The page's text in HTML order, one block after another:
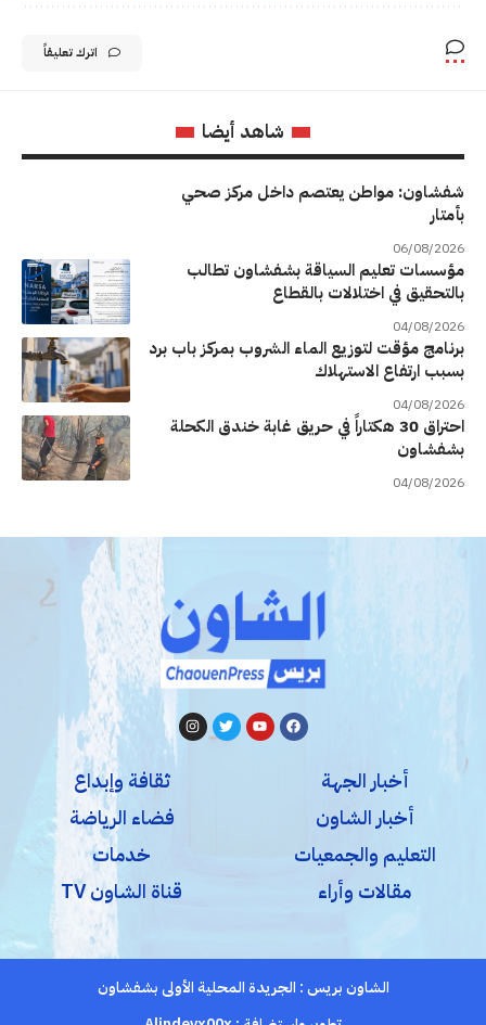
اترك تعليقاً
شاهد أيضا
شفشاون: مواطن يعتصم داخل مركز صحي
بأمتار
06/08/2026
مؤسسات تعليم السياقة بشفشاون تطالب
بالتحقيق في اختلالات بالقطاع
04/08/2026
برنامج مؤقت لتوزيع الماء الشروب بمركز باب برد
بسبب ارتفاع الاستهلاك
04/08/2026
احتراق 30 هكتاراً في حريق غابة خندق الكحلة
بشفشاون
04/08/2026
أخبار الجهة
أخبار الشاون
التعليم والجمعيات
مقالات وأراء
ثقافة وإبداع
فضاء الرياضة
خدمات
قناة الشاون TV
الشاون بريس : الجريدة المحلية الأولى بشفشاون